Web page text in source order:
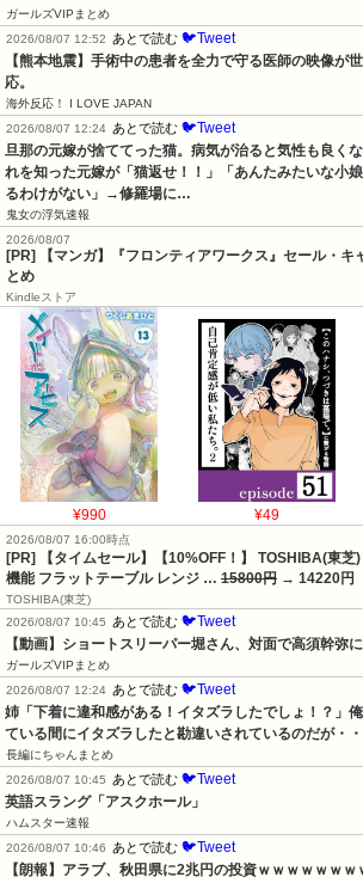
ガールズVIPまとめ
2026/08/07 12:52
あとで読む 🐦Tweet
【熊本地震】手術中の患者を全力で守る医師の映像が
応。
海外反応！ I LOVE JAPAN
2026/08/07 12:24 あとで読む 🐦Tweet
旦那の元嫁が捨ててった猫。病気が治ると気性も良く
れを知った元嫁が「猫返せ！！」「あんたみたいな小
るわけがない」→修羅場に…
鬼女の浮気速報
2026/08/07
[PR] 【マンガ】『フロンティアワークス』セール・キ
とめ
Kindleストア
¥990 ¥49
2026/08/07 16:00時点
[PR] 【タイムセール】【10%OFF！】 TOSHIBA(東芝
機能 フラットテーブル レンジ … 15800円 → 14220円
TOSHIBA(東芝)
2026/08/07 10:45
あとで読む 🐦Tweet
【動画】ショートスリーパー堀さん、対面で高須幹弥
ガールズVIPまとめ
2026/08/07 12:24 あとで読む 🐦Tweet
姉「下着に違和感がある！イタズラしたでしょ！？」
ている間にイタズラしたと勘違いされているのだが・・
長編にちゃんまとめ
2026/08/07 10:45
あとで読む 🐦Tweet
英語スラング「アスクホール」
ハムスター速報
2026/08/07 10:46
あとで読む 🐦Tweet
【朗報】アラブ、秋田県に2兆円の投資ｗｗｗｗｗｗｗ